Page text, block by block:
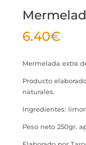
6.40€
Mermelada extra
Producto
naturales.
Ingredientes:
Peso neto 250gr.